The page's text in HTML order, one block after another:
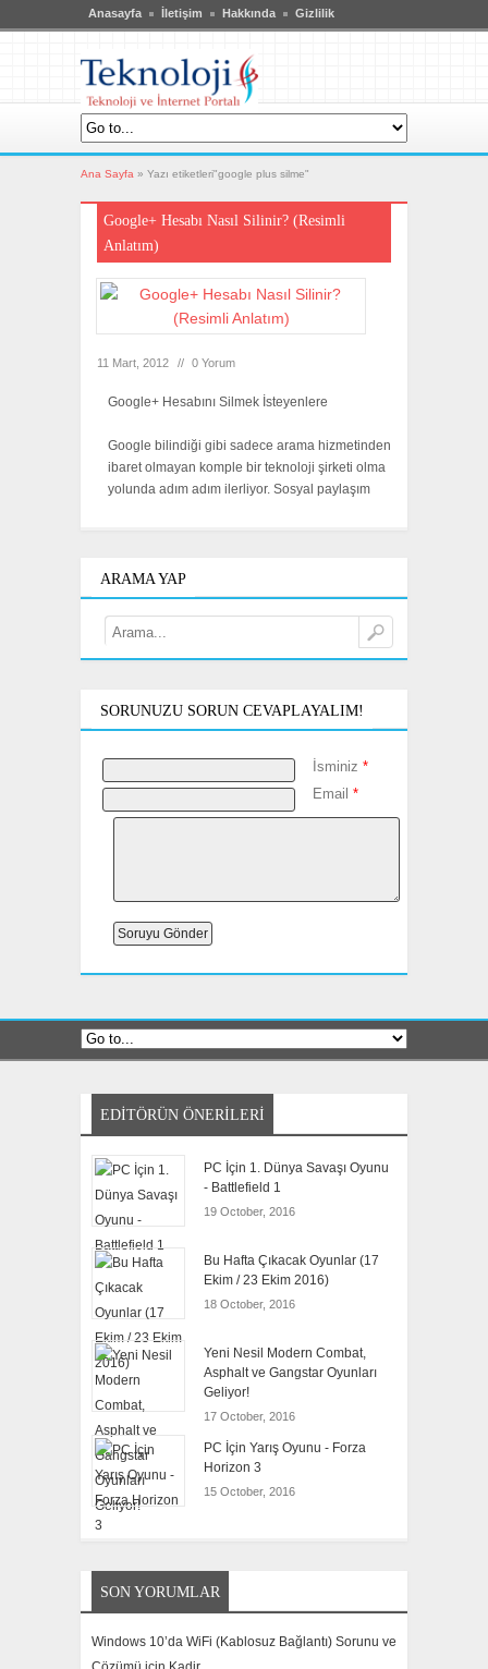
Anasayfa İletişim Hakkında Gizlilik
Ana Sayfa » Yazı etiketleri"google plus silme"
Google+ Hesabı Nasıl Silinir? (Resimli
Anlatım)
11 Mart, 2012 // 0 Yorum
Google+ Hesabını Silmek İsteyenlere
Google bilindiği gibi sadece arama hizmetinden
ibaret olmayan komple bir teknoloji şirketi olma
yolunda adım adım ilerliyor. Sosyal paylaşım
ARAMA YAP
SORUNUZU SORUN CEVAPLAYALIM!
İsminiz *
Email *
EDITÖRÜN ÖNERILERI
PC İçin 1. Dünya Savaşı Oyunu
- Battlefield 1
19 October, 2016
Bu Hafta Çıkacak Oyunlar (17
Ekim / 23 Ekim 2016)
18 October, 2016
Yeni Nesil Modern Combat,
Asphalt ve Gangstar Oyunları
Geliyor!
17 October, 2016
PC İçin Yarış Oyunu - Forza
Horizon 3
15 October, 2016
SON YORUMLAR
Windows 10’da WiFi (Kablosuz Bağlantı) Sorunu ve